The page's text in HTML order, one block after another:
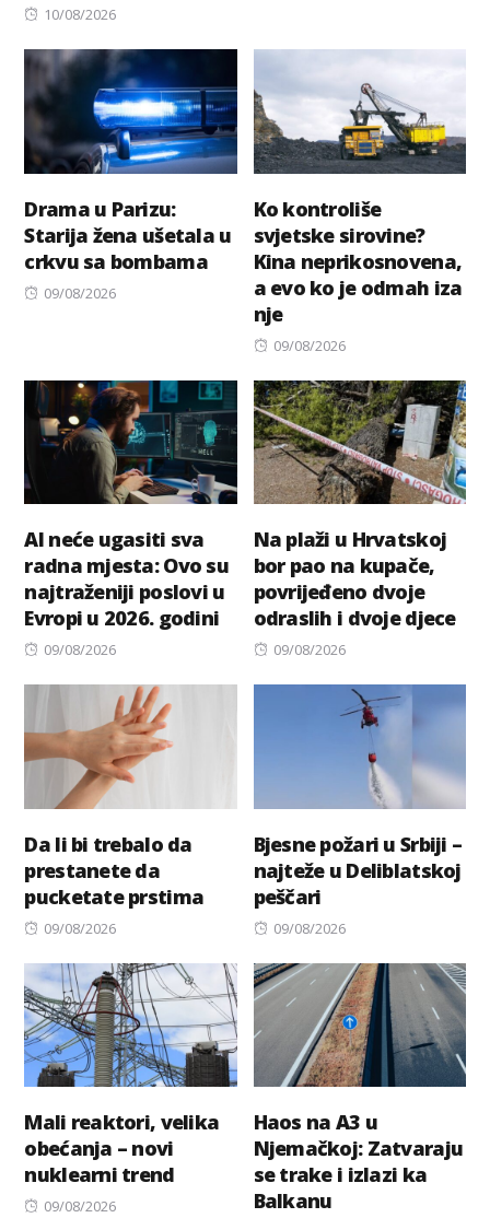
Posted
10/08/2026
Drama u Parizu:
Starija žena ušetala u
crkvu sa bombama
Posted
09/08/2026
Ko kontroliše
svjetske sirovine?
Kina neprikosnovena,
a evo ko je odmah iza
nje
Posted
09/08/2026
AI neće ugasiti sva
radna mjesta: Ovo su
najtraženiji poslovi u
Evropi u 2026. godini
Posted
09/08/2026
Na plaži u Hrvatskoj
bor pao na kupače,
povrijeđeno dvoje
odraslih i dvoje djece
Posted
09/08/2026
Da li bi trebalo da
prestanete da
pucketate prstima
Posted
09/08/2026
Bjesne požari u Srbiji –
najteže u Deliblatskoj
peščari
Posted
09/08/2026
Mali reaktori, velika
obećanja – novi
nuklearni trend
Posted
09/08/2026
Haos na A3 u
Njemačkoj: Zatvaraju
se trake i izlazi ka
Balkanu